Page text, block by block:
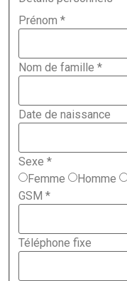
Prénom *
Nom de famille *
Date de naissance
Sexe *
Femme
Homme
GSM *
Téléphone fixe